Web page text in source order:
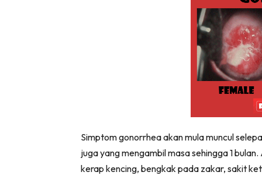
Simptom gonorrhea akan mula muncul
juga yang mengambil masa sehingga 1
kerap kencing, bengkak pada zakar, sakit